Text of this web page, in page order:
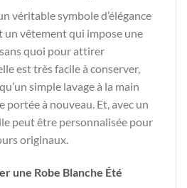
véritable symbole d’élégance
un vêtement qui impose une
quoi pour attirer
est très facile à conserver,
simple lavage à la main
portée à nouveau. Et, avec un
peut être personnalisée pour
originaux.
une Robe Blanche Été